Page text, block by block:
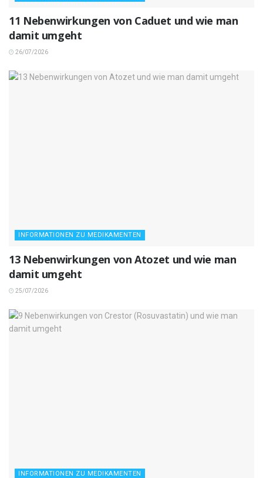
11 Nebenwirkungen von Caduet und wie man
damit umgeht
26/07/2026
INFORMATIONEN ZU MEDIKAMENTEN
13 Nebenwirkungen von Atozet und wie man
damit umgeht
25/07/2026
INFORMATIONEN ZU MEDIKAMENTEN